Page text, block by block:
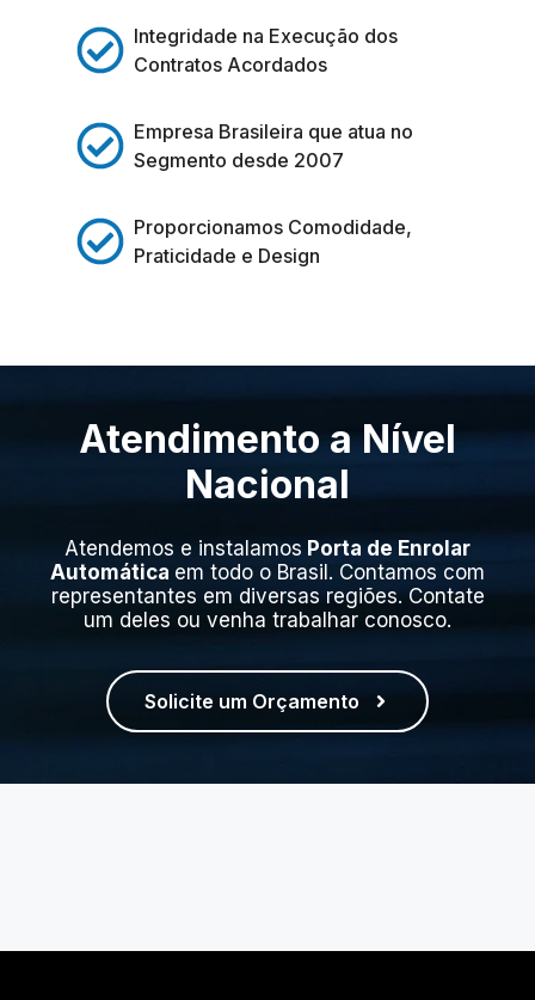
Integridade na Execução dos
Contratos Acordados
Empresa Brasileira que atua no
Segmento desde 2007
Proporcionamos Comodidade,
Praticidade e Design
Atendimento a Nível
Nacional
Atendemos e instalamos Porta de Enrolar
Automática em todo o Brasil. Contamos com
representantes em diversas regiões. Contate
um deles ou venha trabalhar conosco.
Solicite um Orçamento